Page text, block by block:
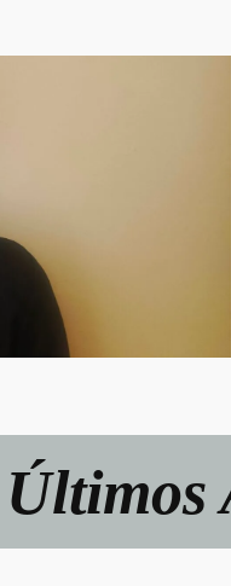
Últimos